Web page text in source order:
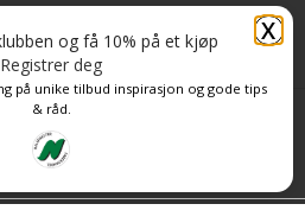
X
og få 10% på et kjøp
Registrer deg
på unike tilbud inspirasjon og gode tips
& råd.